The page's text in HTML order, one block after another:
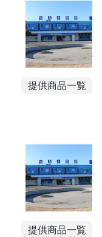
提供商品一覧
提供商品一覧